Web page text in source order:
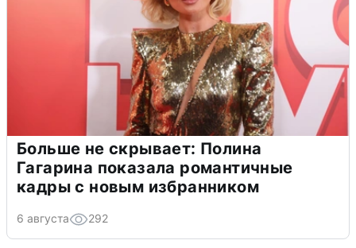
Больше не скрывает: Полина
Гагарина показала романтичные
кадры с новым избранником
6 августа 292